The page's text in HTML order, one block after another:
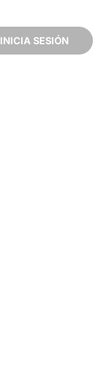
INICIA SESIÓN